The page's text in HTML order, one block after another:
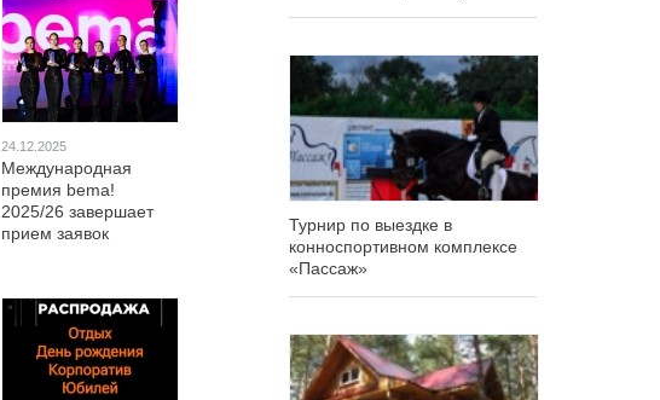
24.12.2025
Международная
премия bema!
2025/26 завершает
прием заявок
Турнир по выездке в
конноспортивном комплексе
«Пассаж»